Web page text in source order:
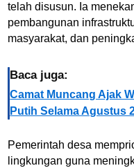
telah disusun. Ia
pembangunan
masyarakat, dan
Baca juga:
Camat Muncang Ajak
Putih Selama Agustus
Pemerintah desa
lingkungan guna